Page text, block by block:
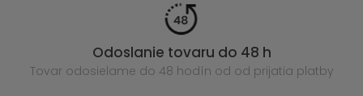
Odoslanie tovaru do 48 h
Tovar odosielame do 48 hodín od od prijatia platby